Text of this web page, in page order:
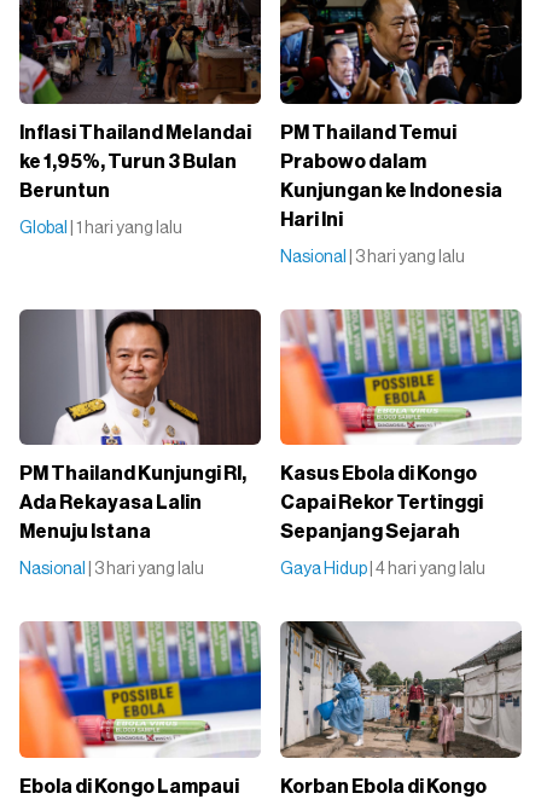
Inflasi Thailand Melandai
ke 1,95%, Turun 3 Bulan
Beruntun
Global | 1 hari yang lalu
PM Thailand Temui
Prabowo dalam
Kunjungan ke Indonesia
Hari Ini
Nasional | 3 hari yang lalu
PM Thailand Kunjungi RI,
Ada Rekayasa Lalin
Menuju Istana
Nasional | 3 hari yang lalu
Kasus Ebola di Kongo
Capai Rekor Tertinggi
Sepanjang Sejarah
Gaya Hidup | 4 hari yang lalu
Ebola di Kongo Lampaui
Korban Ebola di Kongo